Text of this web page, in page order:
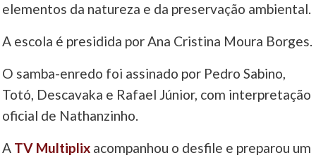
elementos da natureza e da preservação ambiental.
A escola é presidida por Ana Cristina Moura Borges.
O samba-enredo foi assinado por Pedro Sabino,
Totó, Descavaka e Rafael Júnior, com interpretação
oficial de Nathanzinho.
A TV Multiplix acompanhou o desfile e preparou um